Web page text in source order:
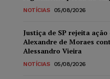
NOTÍCIAS 05/08/2026
Justiça de SP rejeita
Alexandre de Moraes
Alessandro Vieira
NOTÍCIAS 05/08/2026